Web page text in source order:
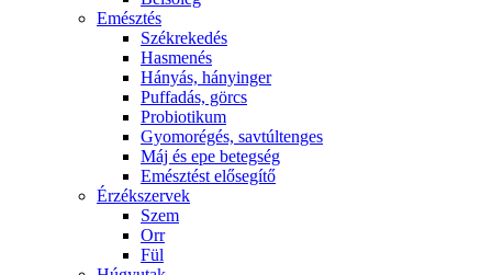
Emésztés
Székrekedés
Hasmenés
Hányás, hányinger
Puffadás, görcs
Probiotikum
Gyomorégés, savtúltenges
Máj és epe betegség
Emésztést elősegítő
Érzékszervek
Szem
Orr
Fül